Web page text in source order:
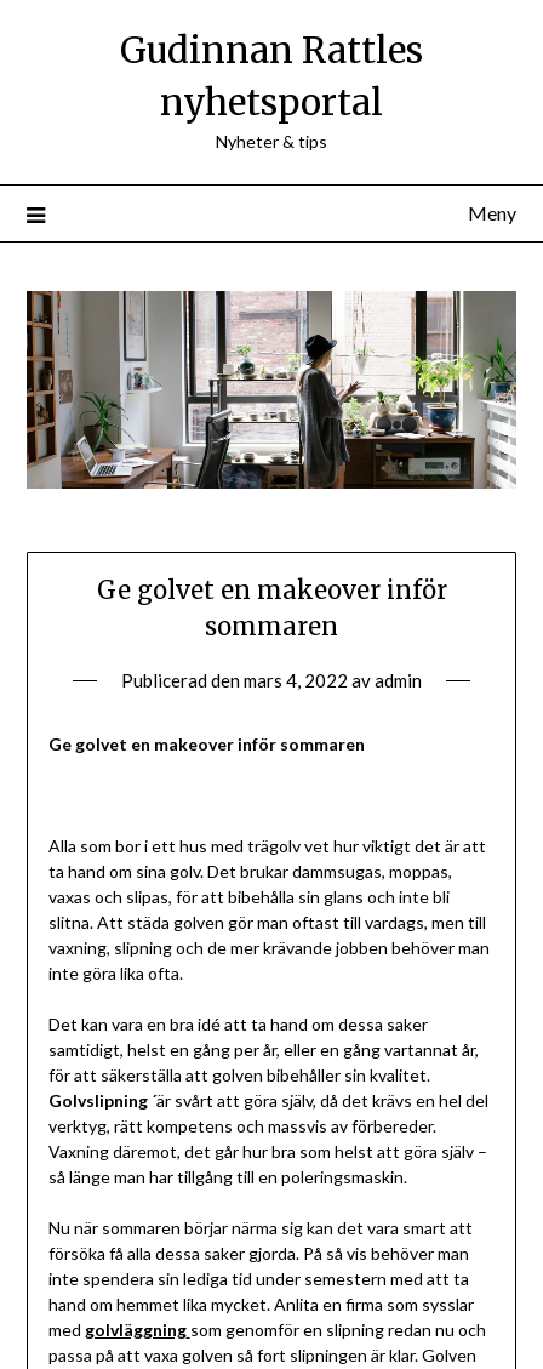
Gudinnan Rattles
nyhetsportal
Nyheter & tips
Meny
Ge golvet en makeover inför
sommaren
Publicerad denmars 4, 2022 avadmin
Ge golvet en makeover inför sommaren
Alla som bor i ett hus med trägolv vet hur viktigt det är att
ta hand om sina golv. Det brukar dammsugas, moppas,
vaxas och slipas, för att bibehålla sin glans och inte bli
slitna. Att städa golven gör man oftast till vardags, men till
vaxning, slipning och de mer krävande jobben behöver man
inte göra lika ofta.
Det kan vara en bra idé att ta hand om dessa saker
samtidigt, helst en gång per år, eller en gång vartannat år,
för att säkerställa att golven bibehåller sin kvalitet.
Golvslipning ´är svårt att göra själv, då det krävs en hel del
verktyg, rätt kompetens och massvis av förbereder.
Vaxning däremot, det går hur bra som helst att göra själv –
så länge man har tillgång till en poleringsmaskin.
Nu när sommaren börjar närma sig kan det vara smart att
försöka få alla dessa saker gjorda. På så vis behöver man
inte spendera sin lediga tid under semestern med att ta
hand om hemmet lika mycket. Anlita en firma som sysslar
med golvläggning som genomför en slipning redan nu och
passa på att vaxa golven så fort slipningen är klar. Golven